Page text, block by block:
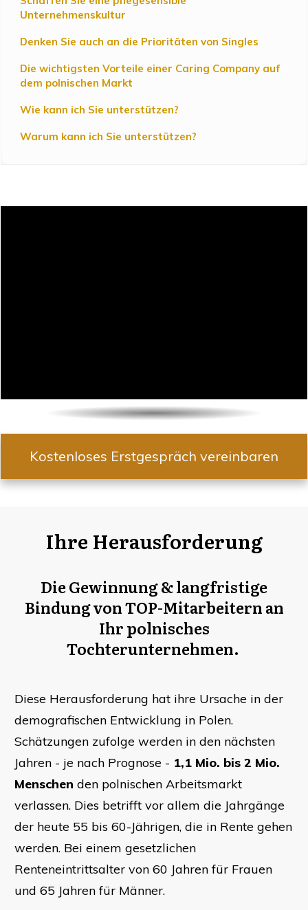
Unternehmenskultur
Denken Sie auch an die Prioritäten von Singles
Die wichtigsten Vorteile einer Caring Company auf
dem polnischen Markt
Wie kann ich Sie unterstützen?
Warum kann ich Sie unterstützen?
Kostenloses Erstgespräch vereinbaren
Ihre Herausforderung
Die Gewinnung & langfristige
Bindung von TOP-Mitarbeitern an
Ihr polnisches
Tochterunternehmen.
Diese Herausforderung hat ihre Ursache in der
demografischen Entwicklung in Polen.
Schätzungen zufolge werden in den nächsten
Jahren - je nach Prognose - 1,1 Mio. bis 2 Mio.
Menschen den polnischen Arbeitsmarkt
verlassen. Dies betrifft vor allem die Jahrgänge
der heute 55 bis 60-Jährigen, die in Rente gehen
werden. Bei einem gesetzlichen
Renteneintrittsalter von 60 Jahren für Frauen
und 65 Jahren für Männer.